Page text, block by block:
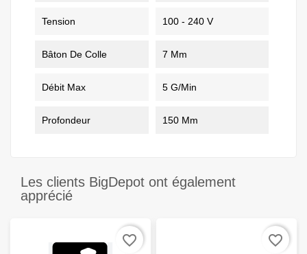
Tension 100 - 240 V
Bâton De Colle 7 Mm
Débit Max 5 G/min
Profondeur 150 Mm
Les clients BigDepot ont également
apprécié
favorite_border favorite_border